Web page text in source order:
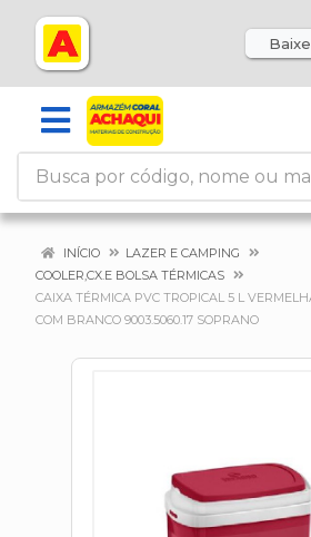
INÍCIO
LAZER E CAMPING
COOLER,CX.E BOLSA TÉRMICAS
CAIXA TÉRMICA PVC TROPICAL 5 L
COM BRANCO 9003.5060.17 SOPRANO